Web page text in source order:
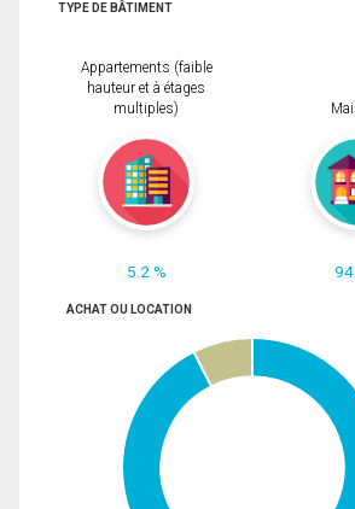
TYPE DE BÂTIMENT
Appartements (faible
hauteur et à étages
multiples)
5.2 %
ACHAT OU LOCATION